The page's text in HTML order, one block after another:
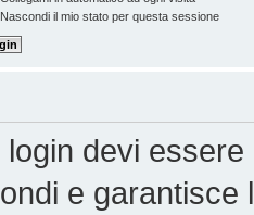
Nascondi il mio stato per questa sessione
devi
e garantisce